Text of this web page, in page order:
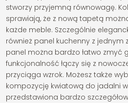
stworzy przyjemną równowagę.
sprawiają, że z nową tapetą
każde meble. Szczególnie
również panel kuchenny z jednym
panel można bardzo łatwo zmyć
funkcjonalność łączy się z
przyciąga wzrok. Możesz także
kompozycję kwiatową do jadalni
przedstawiona bardzo